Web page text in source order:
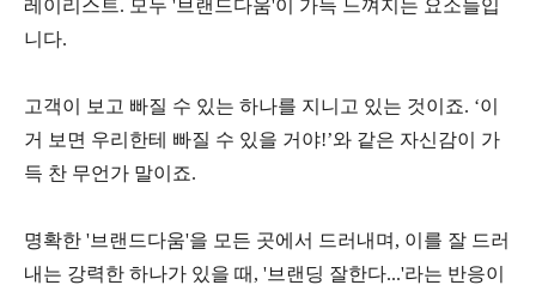
레이리스트. 모두 '브랜드다움'이 가득 느껴지는 요소들입
니다.
고객이 보고 빠질 수 있는 하나를 지니고 있는 것이죠. ‘이
거 보면 우리한테 빠질 수 있을 거야!’와 같은 자신감이 가
득 찬 무언가 말이죠.
명확한 '브랜드다움'을 모든 곳에서 드러내며, 이를 잘 드러
내는 강력한 하나가 있을 때, '브랜딩 잘한다...'라는 반응이